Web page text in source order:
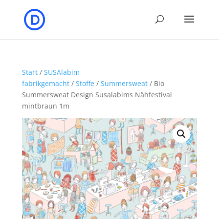
Start/ SUSAlabim
fabrikgemacht/ Stoffe/ Summersweat/ Bio
Summersweat Design Susalabims Nähfestival
mintbraun 1m